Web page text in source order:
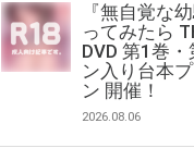
『無自覚な
ってみたら
DVD 第1巻
ン入り台本
ン 開催！
2026.08.06